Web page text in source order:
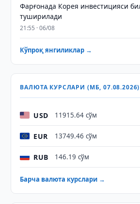
Фарғонада Корея инвестицияси
туширилади
21:55 · 06/08
Кўпроқ янгиликлар →
ВАЛЮТА КУРСЛАРИ (МБ, 07.08.2026)
USD 11915.64 сўм
EUR 13749.46 сўм
RUB 146.19 сўм
Барча валюта курслари →